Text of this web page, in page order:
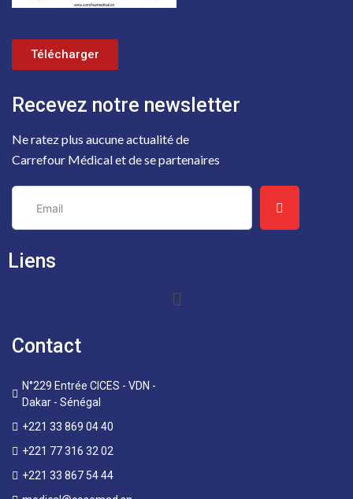
Contact
N°229 Entrée CICES - VDN -
Dakar - Sénégal
+221 33 869 04 40
+221 77 316 32 02
+221 33 867 54 44
Liens
Recevez notre newsletter
Ne ratez plus aucune actualité de
Carrefour Médical et de se partenaires
Télécharger